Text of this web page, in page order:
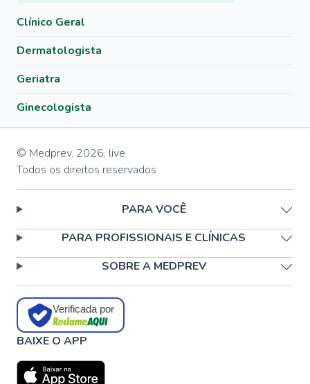
Clínico Geral
Dermatologista
Geriatra
Ginecologista
© Medprev, 2026, live
Todos os direitos reservados
PARA VOCÊ
PARA PROFISSIONAIS E CLÍNICAS
SOBRE A MEDPREV
Verificada por
BAIXE O APP